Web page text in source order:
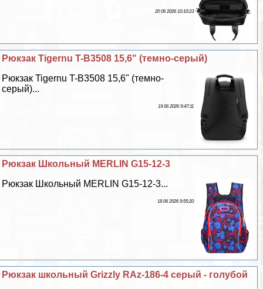
20 06 2026 10:10:23
Рюкзак Tigernu T-B3508 15,6" (темно-серый)
Рюкзак Tigernu T-B3508 15,6" (темно-
серый)...
19 06 2026 9:47:11
Рюкзак Школьный MERLIN G15-12-3
Рюкзак Школьный MERLIN G15-12-3...
18 06 2026 9:55:20
Рюкзак школьный Grizzly RAz-186-4 серый - гoлyбой